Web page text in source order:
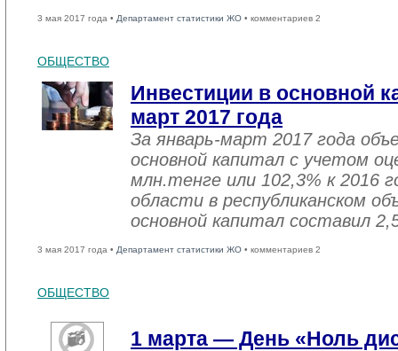
3 мая 2017 года • Департамент статистики ЖО • комментариев 2
ОБЩЕСТВО
Инвестиции в основной
март 2017 года
За январь-март 2017 года
основной капитал с учетом
млн.тенге или 102,3% к 2016
области в республиканском
основной капитал составил
3 мая 2017 года • Департамент статистики ЖО • комментариев 2
ОБЩЕСТВО
1 марта — День «Ноль